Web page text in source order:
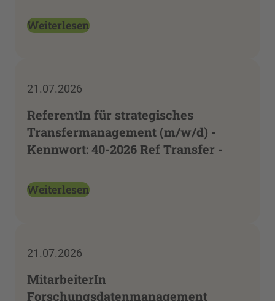
Weiterlesen
21.07.2026
ReferentIn für strategisches
Transfermanagement (m/w/d) -
Kennwort: 40-2026 Ref Transfer -
Weiterlesen
21.07.2026
MitarbeiterIn
Forschungsdatenmanagement